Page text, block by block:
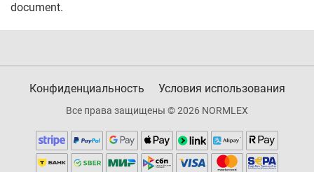
document.
Конфиденциальность Условия использования
Все права защищены © 2026 NORMLEX